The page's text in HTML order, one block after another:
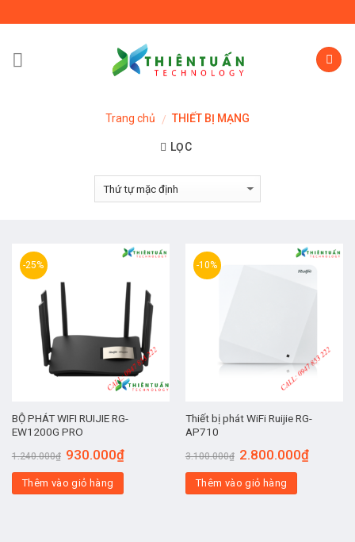
to
Trang chủ / THIẾT BỊ MẠNG
LỌC
-25%
BỘ PHÁT WIFI RUIJIE RG-
EW1200G PRO
1.240.000₫ 930.000₫
Thêm vào giỏ hàng
-10%
Thiết bị phát WiFi Ruijie RG-
AP710
3.100.000₫ 2.800.000₫
Thêm vào giỏ hàng